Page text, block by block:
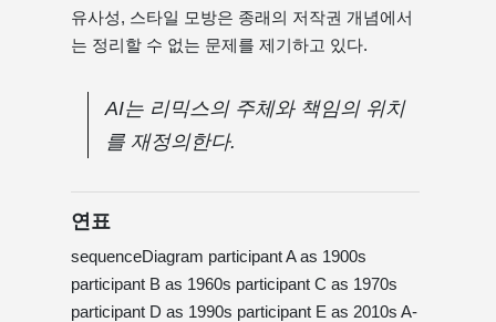
유사성, 스타일 모방은 종래의 저작권 개념에서
는 정리할 수 없는 문제를 제기하고 있다.
AI는 리믹스의 주체와 책임의 위치
를 ​​재정의한다.
연표
sequenceDiagram participant A as 1900s
participant B as 1960s participant C as 1970s
participant D as 1990s participant E as 2010s A-